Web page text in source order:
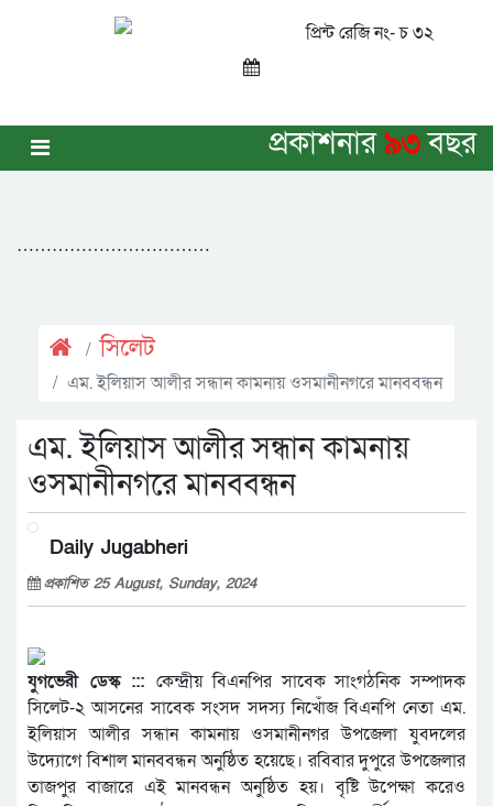
প্রিন্ট রেজি নং- চ ৩২
প্রকাশনার৯৩বছর
……………………………
সিলেট
এম. ইলিয়াস আলীর সন্ধান কামনায় ওসমানীনগরে মানববন্ধন
এম. ইলিয়াস আলীর সন্ধান কামনায়
ওসমানীনগরে মানববন্ধন
Daily Jugabheri
প্রকাশিত 25 August, Sunday, 2024
যুগভেরী ডেস্ক :::কেন্দ্রীয় বিএনপির সাবেক সাংগঠনিক সম্পাদক
সিলেট-২ আসনের সাবেক সংসদ সদস্য নিখোঁজ বিএনপি নেতা এম.
ইলিয়াস আলীর সন্ধান কামনায় ওসমানীনগর উপজেলা যুবদলের
উদ্যোগে বিশাল মানববন্ধন অনুষ্ঠিত হয়েছে। রবিবার দুপুরে উপজেলার
তাজপুর বাজারে এই মানবন্ধন অনুষ্ঠিত হয়। বৃষ্টি উপেক্ষা করেও